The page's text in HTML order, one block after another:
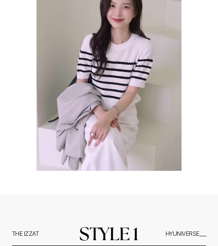
STYLE 1
THE IZZAT HYUNIVERSE___